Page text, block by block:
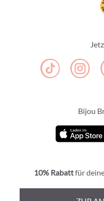
Bijou
10% Rabattfür